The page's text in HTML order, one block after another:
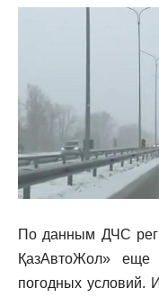
По данным ДЧС
ҚазАвтоЖол»
погодных условий.